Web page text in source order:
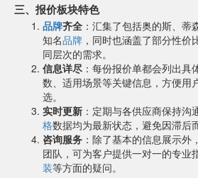
三、报价板块特色
品牌齐全 ：汇集了包括奥的斯、蒂
知名品牌 ，同时也涵盖了部分性价
同层次的需求。
信息详尽 ：每份报价单都会列出具
数、适用场景等关键信息，方便用
选。
实时更新 ：定期与各供应商保持沟
格数据均为最新状态，避免因滞后
咨询服务 ：除了基本的信息展示
团队，可为客户提供一对一的专业
装等方面的疑问。